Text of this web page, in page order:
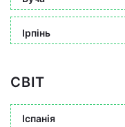
Ірпінь
СВІТ
Іспанія